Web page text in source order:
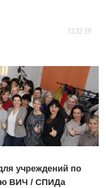
13.12.19
учреждений по
ВИЧ / СПИДа